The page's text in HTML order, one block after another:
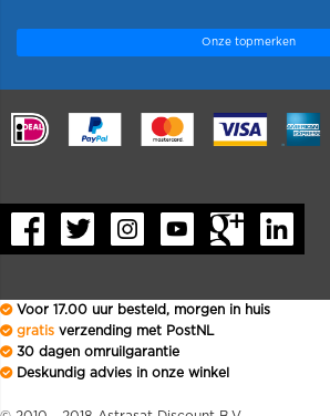
Onze topmerken
.
Voor 17.00 uur besteld, morgen in huis
gratis verzending met PostNL
30 dagen omruilgarantie
Deskundig advies in onze winkel